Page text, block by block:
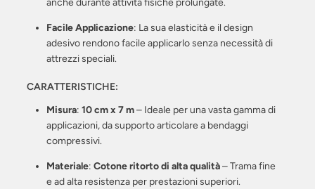
anche durante attività fisiche prolungate.
Facile Applicazione: La sua elasticità e il design
adesivo rendono facile applicarlo senza necessità di
attrezzi speciali.
CARATTERISTICHE:
Misura: 10 cm x 7 m– Ideale per una vasta gamma di
applicazioni, da supporto articolare a bendaggi
compressivi.
Materiale: Cotone ritorto di alta qualità– Trama fine
e ad alta resistenza per prestazioni superiori.